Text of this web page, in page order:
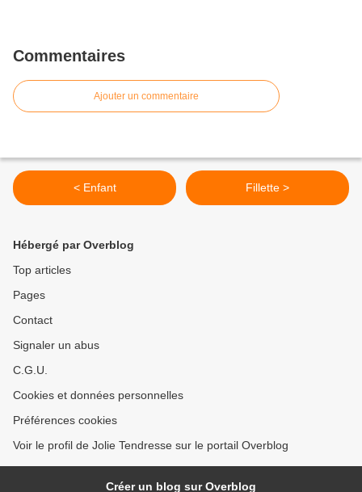
Commentaires
Ajouter un commentaire
< Enfant Fillette >
Hébergé par Overblog
Top articles
Pages
Contact
Signaler un abus
C.G.U.
Cookies et données personnelles
Préférences cookies
Voir le profil de Jolie Tendresse sur le portail Overblog
Créer un blog sur Overblog